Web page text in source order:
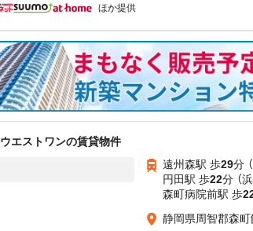
ほか提供
ウエストワンの賃貸物件
遠州森駅 歩29分
円田駅 歩22分 （
森町病院前駅 歩
静岡県周智郡森町